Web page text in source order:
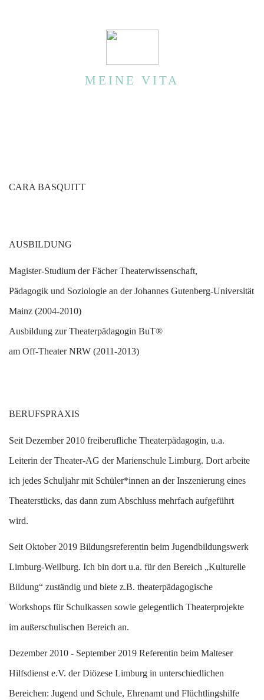
MEINE VITA
CARA BASQUITT
AUSBILDUNG
Magister-Studium der Fächer Theaterwissenschaft,
Pädagogik und Soziologie an der Johannes Gutenberg-Universität
Mainz (2004-2010)
Ausbildung zur Theaterpädagogin BuT®
am Off-Theater NRW (2011-2013)
BERUFSPRAXIS
Seit Dezember 2010 freiberufliche Theaterpädagogin, u.a.
Leiterin der Theater-AG der Marienschule Limburg. Dort arbeite
ich jedes Schuljahr mit Schüler*innen an der Inszenierung eines
Theaterstücks, das dann zum Abschluss mehrfach aufgeführt
wird.
Seit Oktober 2019 Bildungsreferentin beim Jugendbildungswerk
Limburg-Weilburg. Ich bin dort u.a. für den Bereich „Kulturelle
Bildung“ zuständig und biete z.B. theaterpädagogische
Workshops für Schulkassen sowie gelegentlich Theaterprojekte
im außerschulischen Bereich an.
Dezember 2010 - September 2019 Referentin beim Malteser
Hilfsdienst e.V. der Diözese Limburg in unterschiedlichen
Bereichen: Jugend und Schule, Ehrenamt und Flüchtlingshilfe